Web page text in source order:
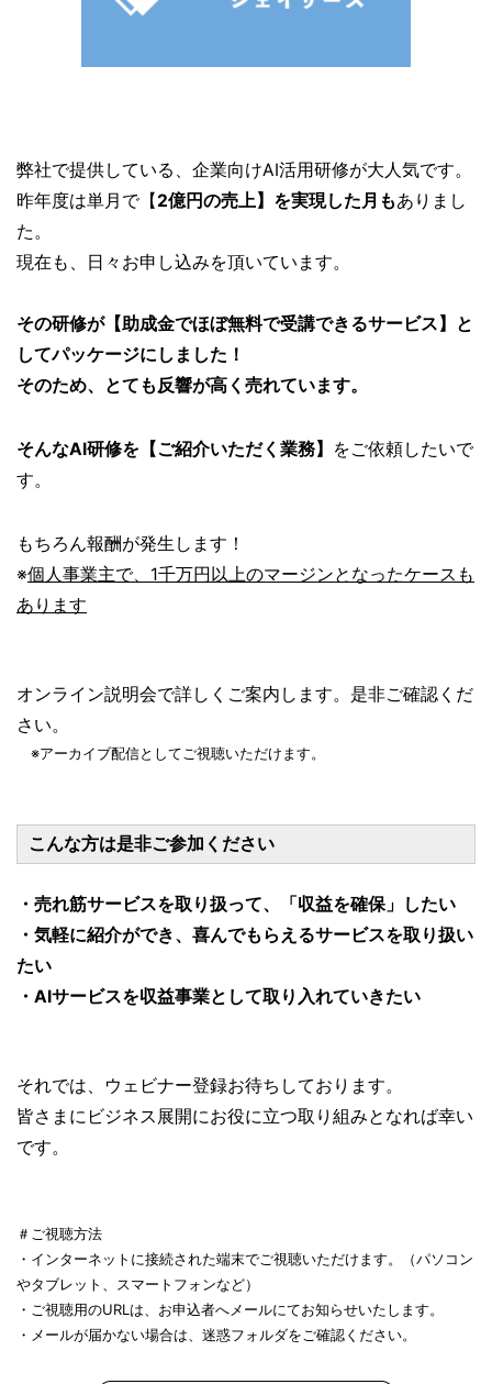
弊社で提供している、企業向けAI活用研修が大人気です。
昨年度は単月で【 2億円の売上】を実現した月もありまし
た。
現在も、日々お申し込みを頂いています。
その研修が【助成金でほぼ無料で受講できるサービス】と
してパッケージにしました！
そのため、とても反響が高く売れています。
そんなAI研修を【ご紹介いただく業務】
をご依頼したいで
す。
もちろん報酬が発生します！
※個人事業主で、1千万円以上のマージンとなったケースも
あります
オンライン説明会で詳しくご案内します。是非ご確認くだ
さい。
※アーカイブ配信としてご視聴いただけます。
こんな方は是非ご参加ください
・ 売れ筋サービスを取り扱って、「収益を確保」
したい
・気軽に紹介ができ、喜んでもらえるサービスを取り扱い
たい
・AIサービスを収益事業として取り入れていきたい
それでは、ウェビナー登録お待ちしております。
皆さまにビジネス展開にお役に立つ取り組みとなれば幸い
です。
＃ご視聴方法
・インターネットに接続された端末でご視聴いただけます。（パソコン
やタブレット、スマートフォンなど）
・ご視聴用のURLは、お申込者へメールにてお知らせいたします。
・メールが届かない場合は、迷惑フォルダをご確認ください。